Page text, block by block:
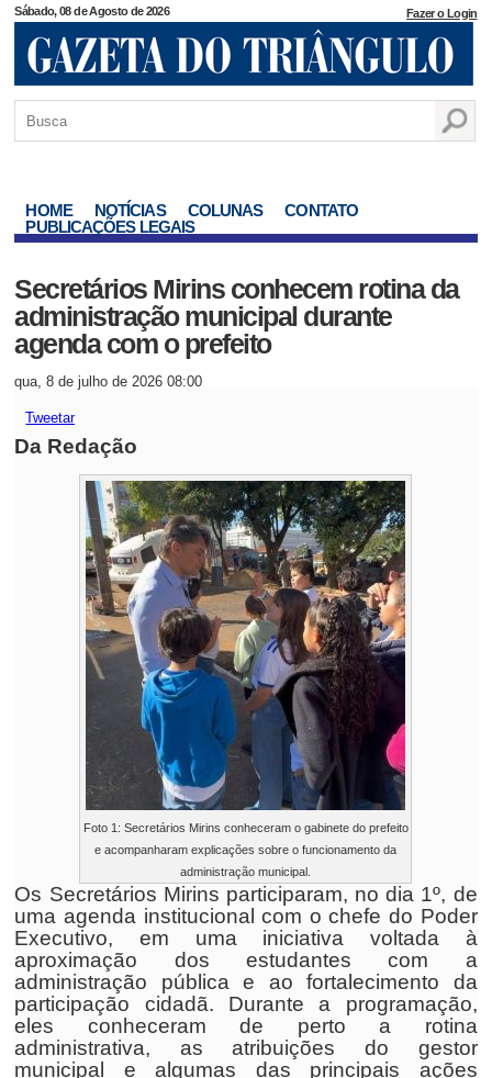
Sábado, 08 de Agosto de 2026 Fazer o Login
HOME NOTÍCIAS COLUNAS
CONTATO
PUBLICAÇÕES LEGAIS
Secretários Mirins conhecem rotina da
administração municipal durante
agenda com o prefeito
qua, 8 de julho de 2026 08:00
Tweetar
Da Redação
Foto 1: Secretários Mirins conheceram o gabinete do prefeito
e acompanharam explicações sobre o funcionamento da
administração municipal.
Os Secretários Mirins participaram, no dia 1º, de
uma agenda institucional com o chefe do Poder
Executivo, em uma iniciativa voltada à
aproximação dos estudantes com a
administração pública e ao fortalecimento da
participação cidadã. Durante a programação,
eles conheceram de perto a rotina
administrativa, as atribuições do gestor
municipal e algumas das principais ações